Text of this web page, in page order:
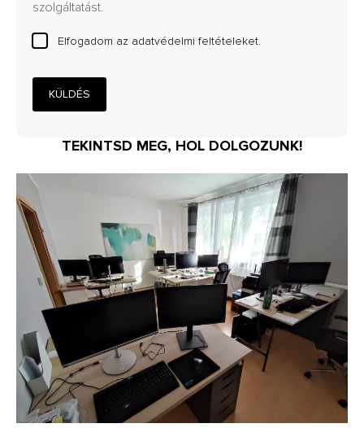
szolgáltatást.
Elfogadom az adatvédelmi feltételeket.
KÜLDÉS
TEKINTSD MEG, HOL DOLGOZUNK!